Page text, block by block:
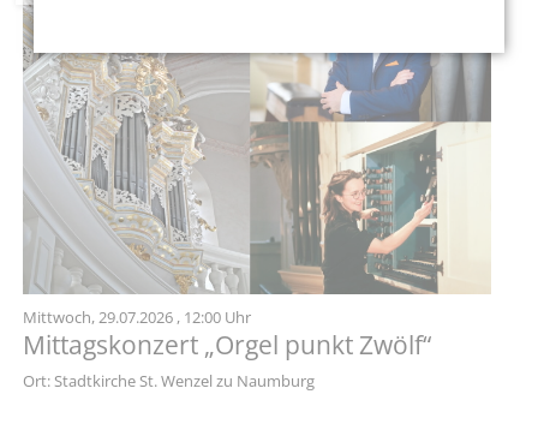
Mittwoch,29.07.2026 , 12:00 Uhr
Mittagskonzert „Orgel punkt Zwölf“
Ort: Stadtkirche St. Wenzel zu Naumburg